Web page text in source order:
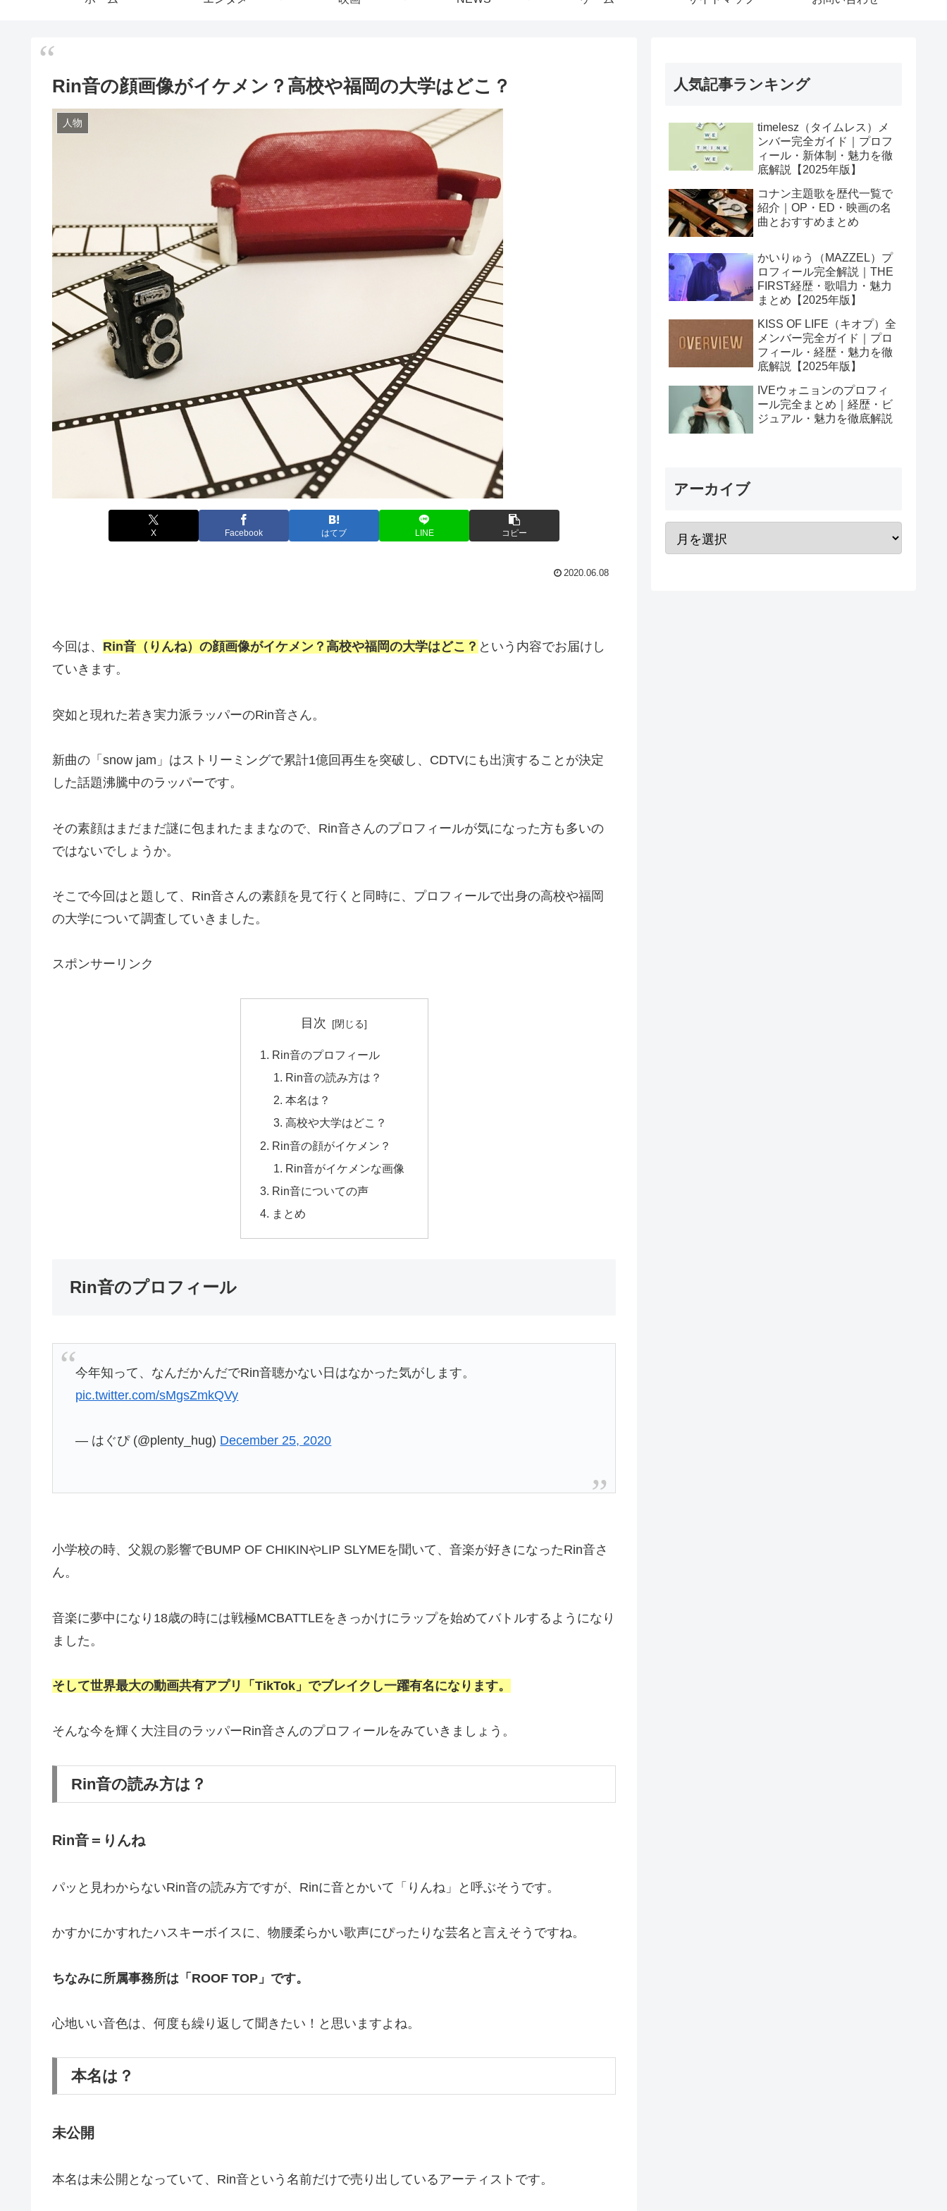
Rin音の顔画像がイケメン？高校や福岡の大学はどこ？
人物
X Facebook はてブ LINE コピー
2020.06.08
今回は、 Rin音（りんね）の顔画像がイケメン？高校や福岡の大学はどこ？ という内容でお届けし
ていきます。
突如と現れた若き実力派ラッパーのRin音さん。
新曲の「snow jam」はストリーミングで累計1億回再生を突破し、CDTVにも出演することが決定
した話題沸騰中のラッパーです。
その素顔はまだまだ謎に包まれたままなので、Rin音さんのプロフィールが気になった方も多いの
ではないでしょうか。
そこで今回はと題して、Rin音さんの素顔を見て行くと同時に、プロフィールで出身の高校や福岡
の大学について調査していきました。
スポンサーリンク
目次
Rin音のプロフィール
Rin音の読み方は？
本名は？
高校や大学はどこ？
Rin音の顔がイケメン？
Rin音がイケメンな画像
Rin音についての声
まとめ
Rin音のプロフィール
今年知って、なんだかんだでRin音聴かない日はなかった気がします。
pic.twitter.com/sMgsZmkQVy
— はぐぴ (@plenty_hug) December 25, 2020
小学校の時、父親の影響でBUMP OF CHIKINやLIP SLYMEを聞いて、音楽が好きになったRin音さ
ん。
音楽に夢中になり18歳の時には戦極MCBATTLEをきっかけにラップを始めてバトルするようになり
ました。
そして世界最大の動画共有アプリ「TikTok」でブレイクし一躍有名になります。
そんな今を輝く大注目のラッパーRin音さんのプロフィールをみていきましょう。
Rin音の読み方は？
Rin音＝りんね
パッと見わからないRin音の読み方ですが、Rinに音とかいて「りんね」と呼ぶそうです。
かすかにかすれたハスキーボイスに、物腰柔らかい歌声にぴったりな芸名と言えそうですね。
ちなみに所属事務所は「ROOF TOP」です。
心地いい音色は、何度も繰り返して聞きたい！と思いますよね。
本名は？
未公開
本名は未公開となっていて、Rin音という名前だけで売り出しているアーティストです。
人気記事ランキング
timelesz（タイムレス）メ
ンバー完全ガイド｜プロフ
ィール・新体制・魅力を徹
底解説【2025年版】
コナン主題歌を歴代一覧で
紹介｜OP・ED・映画の名
曲とおすすめまとめ
かいりゅう（MAZZEL）プ
ロフィール完全解説｜THE
FIRST経歴・歌唱力・魅力
まとめ【2025年版】
KISS OF LIFE（キオプ）全
メンバー完全ガイド｜プロ
フィール・経歴・魅力を徹
底解説【2025年版】
IVEウォニョンのプロフィ
ール完全まとめ｜経歴・ビ
ジュアル・魅力を徹底解説
アーカイブ